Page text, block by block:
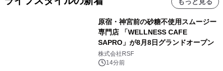
原宿・神宮前の砂糖不使用スムージー
専門店 「WELLNESS CAFE
SAPRO」が8月8日グランドオープン
株式会社RSF
14分前